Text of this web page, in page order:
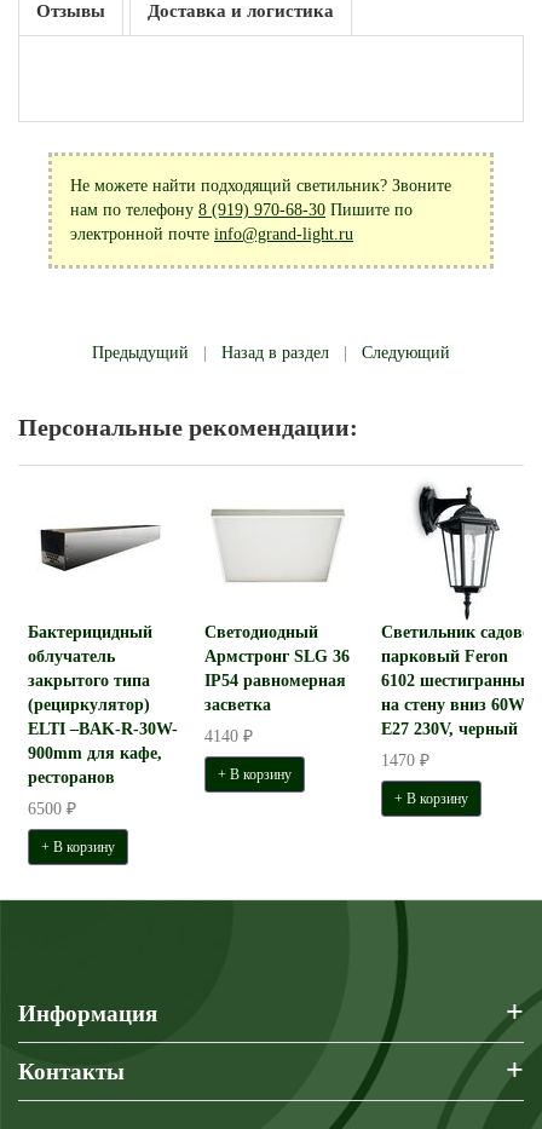
Отзывы Доставка и логистика
Не можете найти подходящий светильник? Звоните
нам по телефону 8 (919) 970-68-30 Пишите по
электронной почте info@grand-light.ru
Предыдущий Назад в раздел Следующий
Персональные рекомендации:
Бактерицидный
облучатель
закрытого типа
(рециркулятор)
ELTI –BAK-R-30W-
900mm для кафе,
ресторанов
6500 ₽
+ В корзину
Светодиодный
Армстронг SLG 36
IP54 равномерная
засветка
4140 ₽
+ В корзину
Светильник садово-
парковый Feron
6102 шестигранный
на стену вниз 60W
E27 230V, черный
1470 ₽
+ В корзину
Информация +
Контакты +